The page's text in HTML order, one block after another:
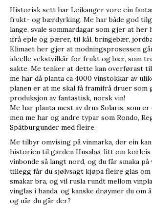
Historisk sett har Leikanger vore ein
frukt- og bærdyrking. Me har både god
lange, svale sommardagar som gjer at her
ifrå eple og pærer, til kål, bringebær,
Klimaet her gjer at modningsprosessen
ideelle vekstvilkår for frukt og bær, som
sakte. Me tenker at dette kan overførast
me har då planta ca 4000 vinstokkar av
planen er at me skal få framifrå druer som
produksjon av fantastisk, norsk vin!
Me har planta mest av drua Solaris, som
men me har og andre typar som Rondo,
Spätburgunder med fleire.
Me tilbyr omvising på vinmarka, der ein
historien til garden Husabø, litt om korleis
vinbonde så langt nord, og du får smaka på
tillegg får du sjølvsagt kjøpa fleire glas
smakar bra, og vil rusla rundt mellom
vinglas i handa, og kanske drøymer du om
og når du går der?